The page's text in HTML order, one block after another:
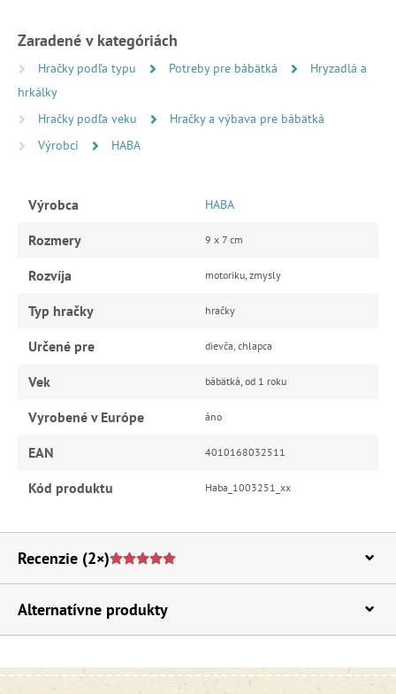
Zaradené v kategóriách
Hračky podľa typu Potreby pre bábätká
Hryzadlá a
hrkálky
Hračky podľa veku
Hračky a výbava pre bábätká
Výrobci
HABA
Výrobca HABA
Rozmery 9 x 7 cm
Rozvíja motoriku, zmysly
Typ hračky hračky
Určené pre dievča, chlapca
Vek bábätká, od 1 roku
Vyrobené v Európe áno
EAN 4010168032511
Kód produktu Haba_1003251_xx
Recenzie (2×)
Alternatívne produkty